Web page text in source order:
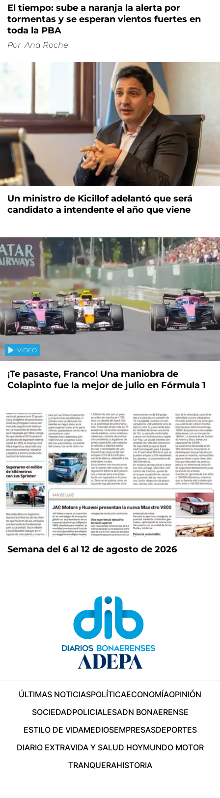
El tiempo: sube a naranja la alerta por
tormentas y se esperan vientos fuertes en
toda la PBA
Por Ana Roche
Un ministro de Kicillof adelantó que será
candidato a intendente el año que viene
VIDEO
¡Te pasaste, Franco! Una maniobra de
Colapinto fue la mejor de julio en Fórmula 1
Semana del 6 al 12 de agosto de 2026
ÚLTIMAS NOTICIASPOLÍTICAECONOMÍAOPINIÓN
SOCIEDADPOLICIALESADN BONAERENSE
ESTILO DE VIDAMEDIOSEMPRESASDEPORTES
DIARIO EXTRAVIDA Y SALUD HOYMUNDO MOTOR
TRANQUERAHISTORIA